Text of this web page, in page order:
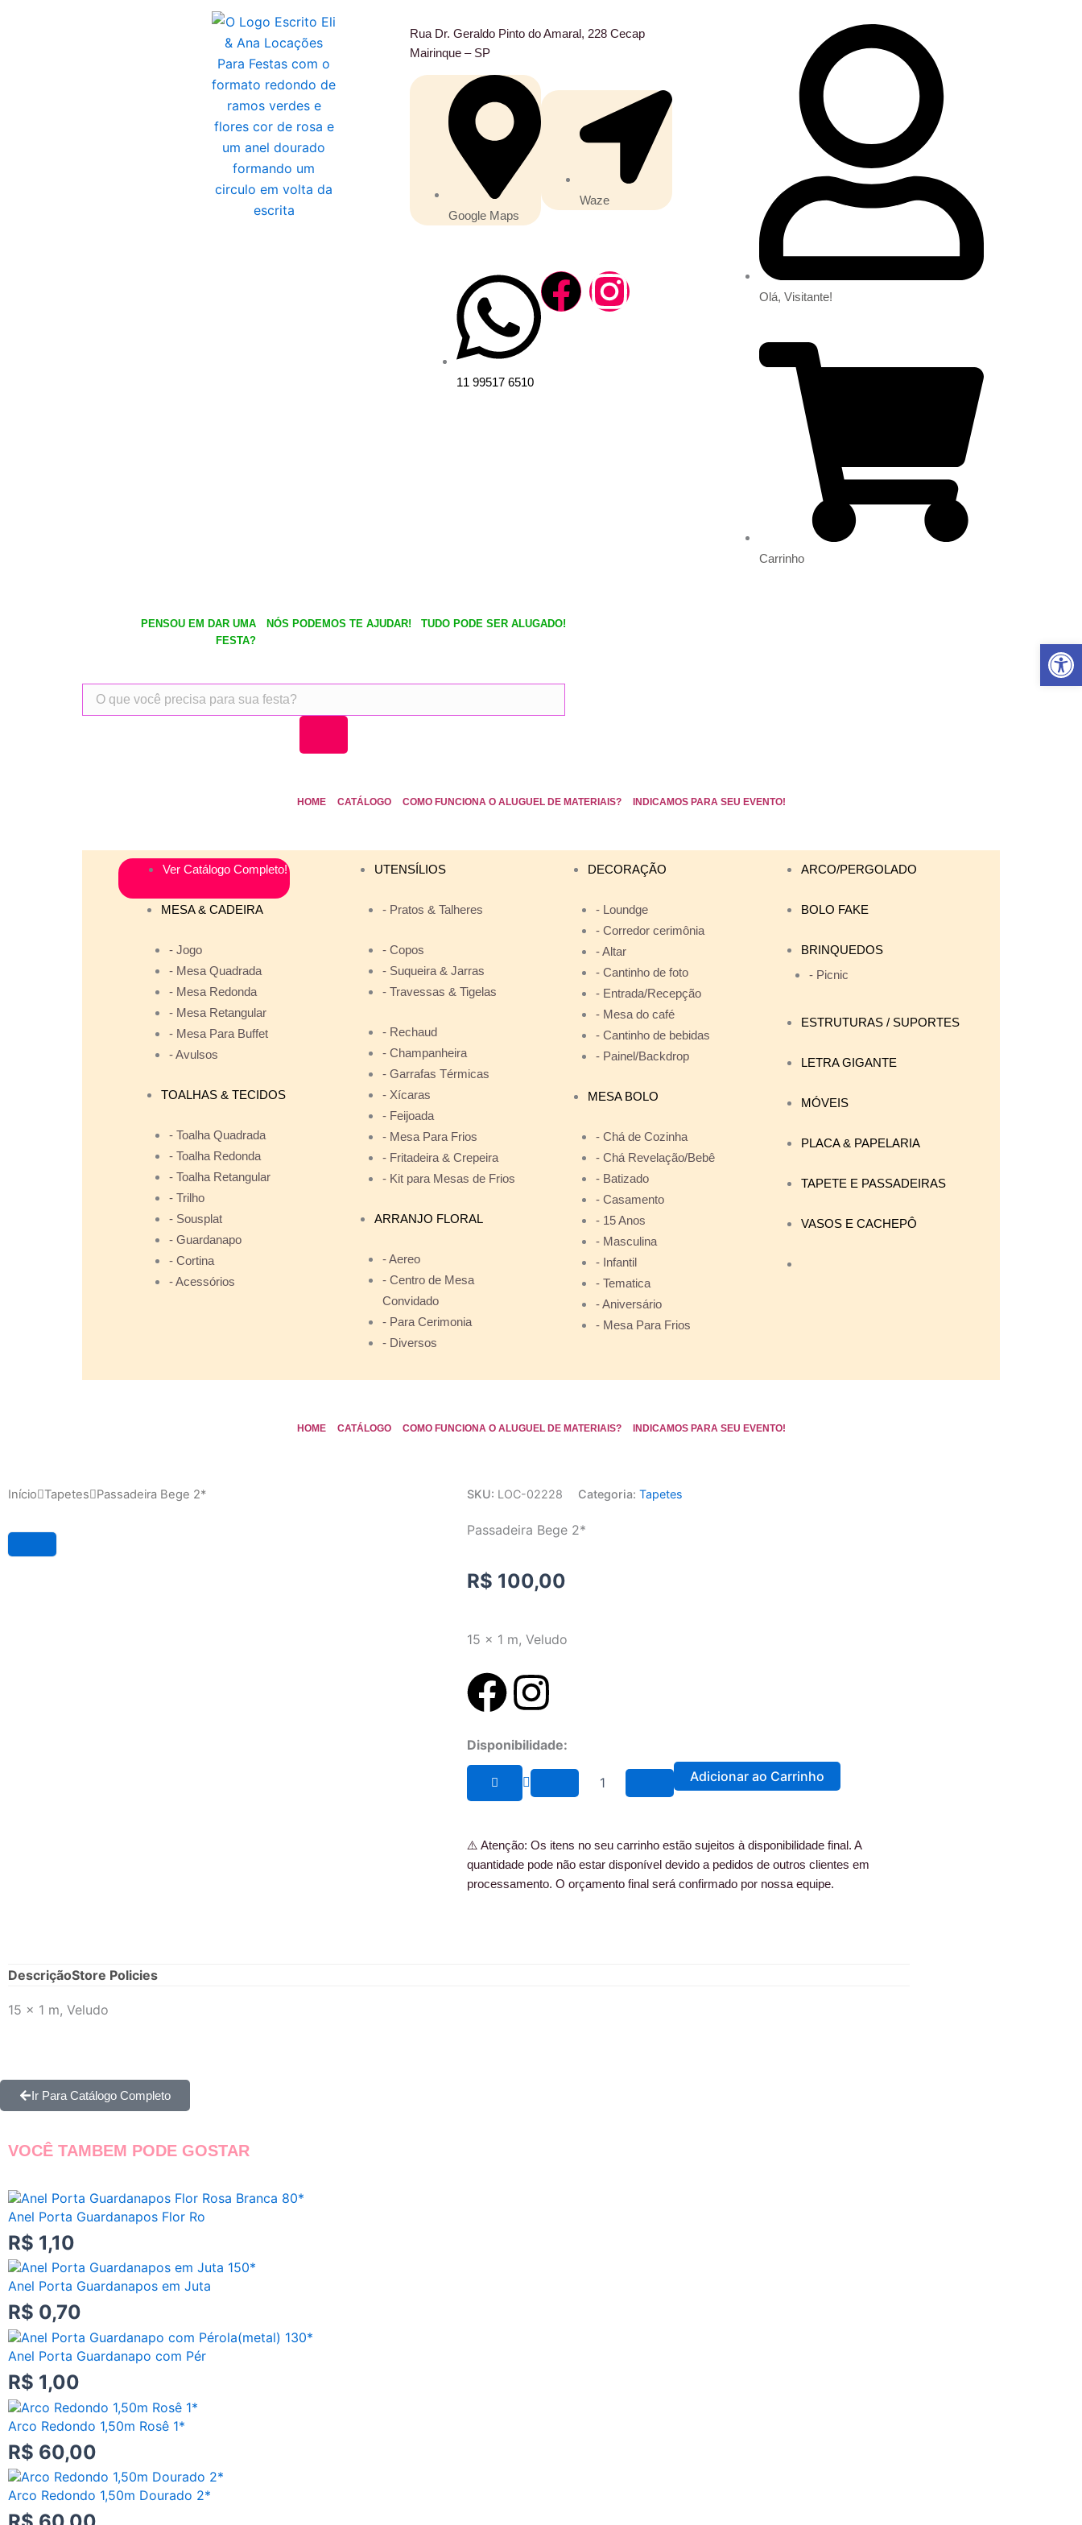
Rua Dr. Geraldo Pinto do Amaral, 228 Cecap
Mairinque – SP
Google Maps
Waze
11 99517 6510
F
a
I
n
Olá, Visitante!
Carrinho
PENSOU EM DAR UMA
FESTA?
NÓS PODEMOS TE AJUDAR! TUDO PODE SER ALUGADO!
Pesquisar
produtos
HOME CATÁLOGO COMO FUNCIONA O ALUGUEL DE MATERIAIS? INDICAMOS PARA SEU EVENTO!
Ver Catálogo Completo!
MESA & CADEIRA
- Jogo
- Mesa Quadrada
- Mesa Redonda
- Mesa Retangular
- Mesa Para Buffet
- Avulsos
TOALHAS & TECIDOS
- Toalha Quadrada
- Toalha Redonda
- Toalha Retangular
- Trilho
- Sousplat
- Guardanapo
- Cortina
- Acessórios
UTENSÍLIOS
- Pratos & Talheres
- Copos
- Suqueira & Jarras
- Travessas & Tigelas
- Rechaud
- Champanheira
- Garrafas Térmicas
- Xícaras
- Feijoada
- Mesa Para Frios
- Fritadeira & Crepeira
- Kit para Mesas de Frios
ARRANJO FLORAL
- Aereo
- Centro de Mesa
Convidado
- Para Cerimonia
- Diversos
DECORAÇÃO
- Loundge
- Corredor cerimônia
- Altar
- Cantinho de foto
- Entrada/Recepção
- Mesa do café
- Cantinho de bebidas
- Painel/Backdrop
MESA BOLO
- Chá de Cozinha
- Chá Revelação/Bebê
- Batizado
- Casamento
- 15 Anos
- Masculina
- Infantil
- Tematica
- Aniversário
- Mesa Para Frios
ARCO/PERGOLADO
BOLO FAKE
BRINQUEDOS
- Picnic
ESTRUTURAS / SUPORTES
LETRA GIGANTE
MÓVEIS
PLACA & PAPELARIA
TAPETE E PASSADEIRAS
VASOS E CACHEPÔ
HOME CATÁLOGO COMO FUNCIONA O ALUGUEL DE MATERIAIS? INDICAMOS PARA SEU EVENTO!
Início Tapetes Passadeira Bege 2* SKU: LOC-02228 Categoria: Tapetes
Passadeira Bege 2*
R$ 100,00
15 x 1 m, Veludo
F
a
c
e
b
o
I
n
s
t
a
g
Disponibilidade:
2*
quantidade
Adicionar ao Carrinho
⚠️ Atenção: Os itens no seu carrinho estão sujeitos à disponibilidade final. A
quantidade pode não estar disponível devido a pedidos de outros clientes em
processamento. O orçamento final será confirmado por nossa equipe.
DescriçãoStore Policies
15 x 1 m, Veludo
Ir Para Catálogo Completo
VOCÊ TAMBEM PODE GOSTAR
Anel Porta Guardanapos Flor Ro
R$ 1,10
Anel Porta Guardanapos em Juta
R$ 0,70
Anel Porta Guardanapo com Pér
R$ 1,00
Arco Redondo 1,50m Rosê 1*
R$ 60,00
Arco Redondo 1,50m Dourado 2*
Abrir